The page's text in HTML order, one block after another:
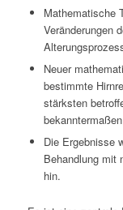
Mathematische
Veränderungen
Neuer
bestimmte
stärksten
Die Ergebnisse
Behandlung mit
hin.